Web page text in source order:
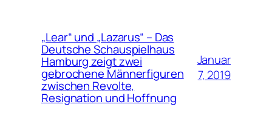
„Lear“ und „Lazarus“ – Das
Deutsche Schauspielhaus
Hamburg zeigt zwei
gebrochene Männerfiguren
zwischen Revolte,
Resignation und Hoffnung
Januar
7, 2019